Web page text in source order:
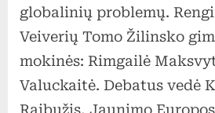
globalinių problemų.
Veiverių Tomo Žilinsko
mokinės: Rimgailė
Valuckaitė. Debatus vedė
Raibužis, Jaunimo